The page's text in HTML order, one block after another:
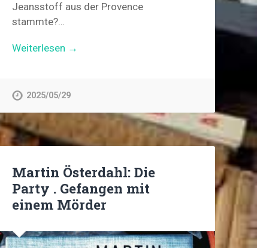
Jeansstoff aus der Provence
stammte?…
Weiterlesen →
2025/05/29
Martin Österdahl: Die
Party . Gefangen mit
einem Mörder